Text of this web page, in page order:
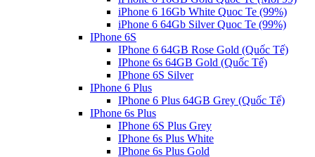
iPhone 6 16Gb White Quoc Te (99%)
iPhone 6 64Gb Silver Quoc Te (99%)
IPhone 6S
IPhone 6 64GB Rose Gold (Quốc Tế)
IPhone 6s 64GB Gold (Quốc Tế)
IPhone 6S Silver
IPhone 6 Plus
IPhone 6 Plus 64GB Grey (Quốc Tế)
IPhone 6s Plus
IPhone 6S Plus Grey
IPhone 6s Plus White
IPhone 6s Plus Gold